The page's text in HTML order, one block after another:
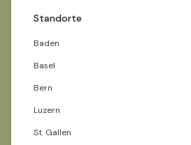
Standorte
Baden
Basel
Bern
Luzern
St. Gallen